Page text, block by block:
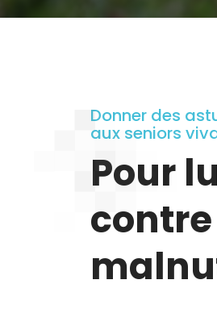
Donner des
aux seniors
Pour